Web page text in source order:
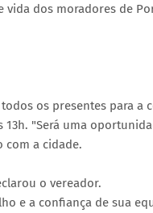
dos moradores de
os presentes para a
13h. "Será uma
com a cidade.
o vereador.
e a confiança de sua